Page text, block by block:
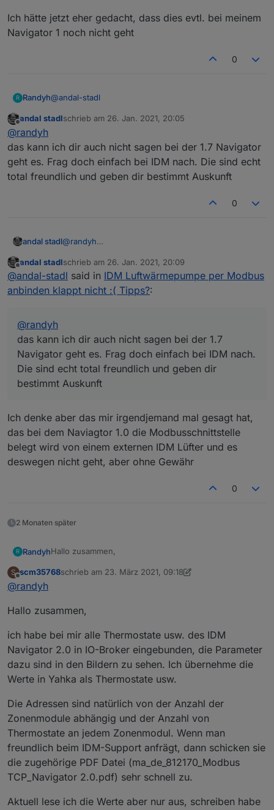
und dann musst du die Parameter einstellen etwa
Ich hätte jetzt eher gedacht, dass dies evtl. bei meinem
Navigator 1 noch nicht geht
0
R Randyh@andal-stadl
Also in die Fachmannebene komme ich rein, das ist
Ich wüsste jetzt nicht, wo da was zu finden ist - mit
Modbus. Schaue es aber mal zur Sicherheit nochmals
alles komplett durch.
Ich hätte jetzt eher gedacht, dass dies evtl. bei meinem
Navigator 1 noch nicht geht
Offline
andal stadlschrieb am 26. Jan. 2021, 20:05
zuletzt editiert von
@randyh
das kann ich dir auch nicht sagen bei der 1.7 Navigator
geht es. Frag doch einfach bei IDM nach. Die sind echt
total freundlich und geben dir bestimmt Auskunft
0
andal stadl@randyh
Navigator geht es. Frag doch einfach bei IDM nach.
Die sind echt total freundlich und geben dir
bestimmt Auskunft
Offline
andal stadlschrieb am 26. Jan. 2021, 20:09
zuletzt editiert von
@andal-stadl said in IDM Luftwärmepumpe per Modbus
anbinden klappt nicht :( Tipps?:
@randyh
das kann ich dir auch nicht sagen bei der 1.7
Navigator geht es. Frag doch einfach bei IDM nach.
Die sind echt total freundlich und geben dir
bestimmt Auskunft
Ich denke aber das mir irgendjemand mal gesagt hat,
das bei dem Naviagtor 1.0 die Modbusschnittstelle
belegt wird von einem externen IDM Lüfter und es
deswegen nicht geht, aber ohne Gewähr
0
2 Monaten später
R RandyhHallo zusammen,
ich hoffe, mir kann jemand weiterhelfen.
mit anbinden.
Vom Hersteller habe ich hier super Hilfe in Form eines
PDFs mit allen Adressen erhalten.
z.b.
Adresse DEZ 1000
Adresse Hex 3E8
Datatype Float
S
Offline
scm35768schrieb am 23. März 2021, 09:18
zuletzt editiert von scm35768
@randyh
Hallo zusammen,
ich habe bei mir alle Thermostate usw. des IDM
Navigator 2.0 in IO-Broker eingebunden, die Parameter
dazu sind in den Bildern zu sehen. Ich übernehme die
Werte in Yahka als Thermostate usw.
Die Adressen sind natürlich von der Anzahl der
Zonenmodule abhängig und der Anzahl von
Thermostate an jedem Zonenmodul. Wenn man
freundlich beim IDM-Support anfrägt, dann schicken sie
die zugehörige PDF Datei (ma_de_812170_Modbus
TCP_Navigator 2.0.pdf) sehr schnell zu.
Aktuell lese ich die Werte aber nur aus, schreiben habe